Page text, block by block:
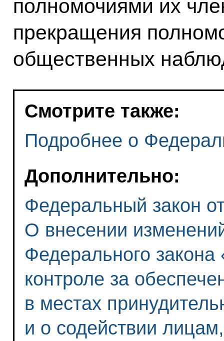
полномочиями их
прекращения
общественных
Смотрите также:
Подробнее о
Дополнительно:
Федеральный закон
О внесении
Федерального
контроле за
в местах
и о содействии